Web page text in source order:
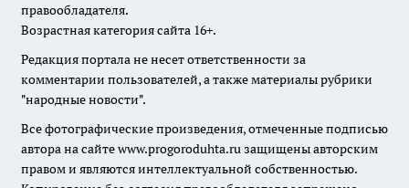
правообладателя.
Возрастная категория сайта 16+.
Редакция портала не несет ответственности за
комментарии пользователей, а также материалы рубрики
"народные новости".
Все фотографические произведения, отмеченные подписью
автора на сайте www.progoroduhta.ru защищены авторским
правом и являются интеллектуальной собственностью.